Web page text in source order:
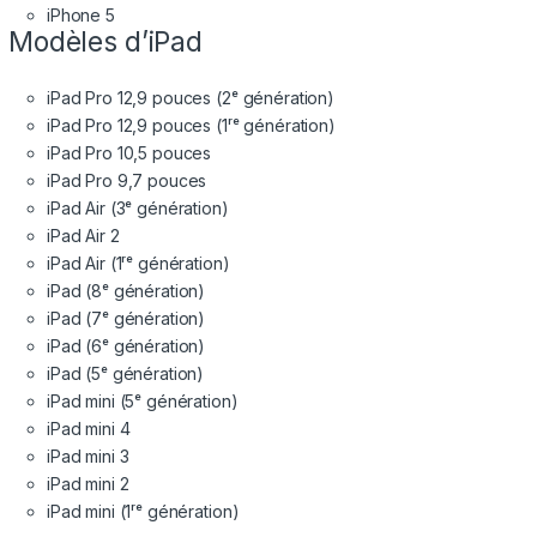
iPhone 5
Modèles d’iPad
iPad Pro 12,9 pouces (2ᵉ génération)
iPad Pro 12,9 pouces (1ʳᵉ génération)
iPad Pro 10,5 pouces
iPad Pro 9,7 pouces
iPad Air (3ᵉ génération)
iPad Air 2
iPad Air (1ʳᵉ génération)
iPad (8ᵉ génération)
iPad (7ᵉ génération)
iPad (6ᵉ génération)
iPad (5ᵉ génération)
iPad mini (5ᵉ génération)
iPad mini 4
iPad mini 3
iPad mini 2
iPad mini (1ʳᵉ génération)